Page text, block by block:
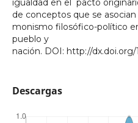
igualdad en el pacto
de conceptos que se
monismo filosófico-político
pueblo y
nación. DOI: http://dx.doi.org/
Descargas